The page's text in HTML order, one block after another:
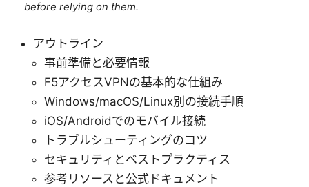
before relying on them.
アウトライン
事前準備と必要情報
F5アクセスVPNの基本的な仕組み
Windows/macOS/Linux別の接続手順
iOS/Androidでのモバイル接続
トラブルシューティングのコツ
セキュリティとベストプラクティス
参考リソースと公式ドキュメント